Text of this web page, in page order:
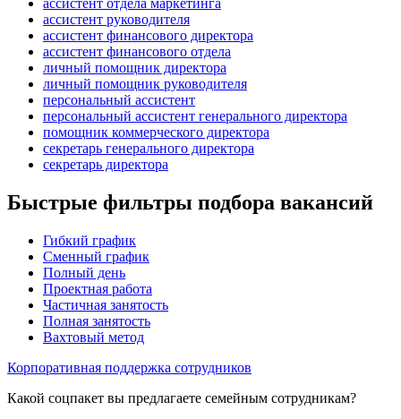
ассистент руководителя
ассистент финансового директора
ассистент финансового отдела
личный помощник директора
личный помощник руководителя
персональный ассистент
персональный ассистент генерального директора
помощник коммерческого директора
секретарь генерального директора
секретарь директора
Быстрые фильтры подбора вакансий
Гибкий график
Сменный график
Полный день
Проектная работа
Частичная занятость
Полная занятость
Вахтовый метод
Корпоративная поддержка сотрудников
Какой соцпакет вы предлагаете семейным сотрудникам?